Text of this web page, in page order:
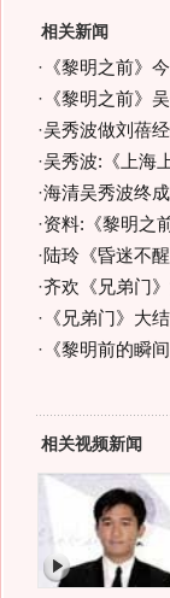
相关新闻
· 《黎明之前》
· 《黎明之前》
·吴秀波做刘蓓
·吴秀波:《上海
·海清吴秀波终
·资料:《黎明之
·陆玲《昏迷不
·齐欢《兄弟门
· 《兄弟门》大
· 《黎明前的瞬
相关视频新闻